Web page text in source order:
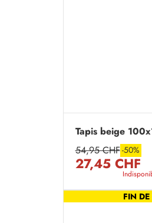
Tapis beige
54,95 CHF-50%
27,45 CHF
FIN DE